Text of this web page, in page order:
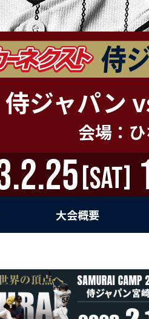
侍ジャパン
会場：
大会概要